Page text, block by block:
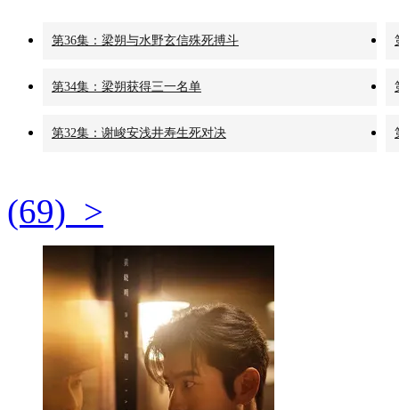
第36集：梁朔与水野玄信殊死搏斗
第34集：梁朔获得三一名单
第32集：谢峻安浅井寿生死对决
(69) >